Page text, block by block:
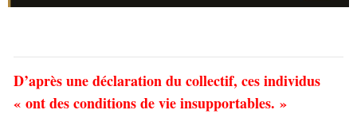
D’après une déclaration du collectif, ces individus
« ont des conditions de vie insupportables. »